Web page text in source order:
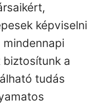
képviselni
a
tudás